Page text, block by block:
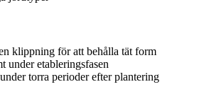
klippning för att behålla tät form
under etableringsfasen
torra perioder efter plantering